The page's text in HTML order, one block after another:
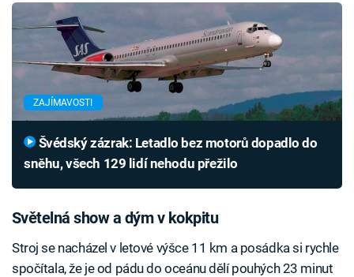
ZAJÍMAVOSTI
sněhu, všech 129 lidí nehodu přežilo
Světelná show a dým v kokpitu
Stroj se nacházel v letové výšce 11 km a posádka si rychle
spočítala, že je od pádu do oceánu dělí pouhých 23 minut